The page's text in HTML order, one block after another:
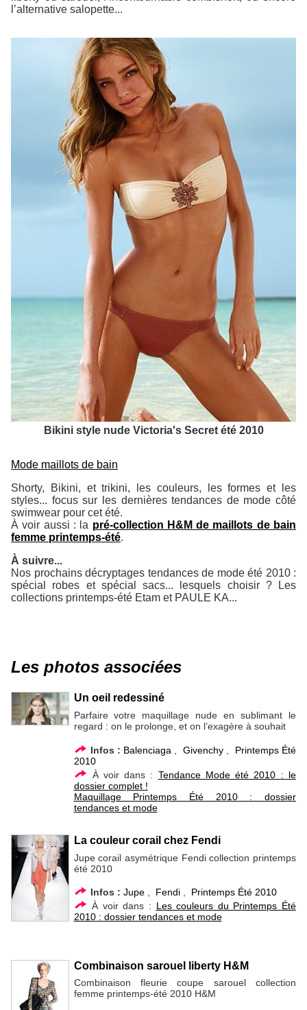
l’alternative salopette...
Bikini style nude Victoria's Secret été 2010
Mode maillots de bain
Shorty, Bikini, et trikini, les couleurs, les formes et les
styles... focus sur les dernières tendances de mode côté
swimwear pour cet été.
À voir aussi : la pré-collection H&M de maillots de bain
femme printemps-été.
À suivre...
Nos prochains décryptages tendances de mode été 2010 :
spécial robes et spécial sacs... lesquels choisir ? Les
collections printemps-été Etam et PAULE KA...
Les photos associées
Un oeil redessiné
Parfaire votre maquillage nude en sublimant le
regard : on le prolonge, et on l’exagère à souhait
Infos : Balenciaga Givenchy
Printemps Été
2010
À voir dans : Tendance Mode été 2010 : le
dossier complet !
Maquillage Printemps Été 2010 : dossier
tendances et mode
La couleur corail chez Fendi
Jupe corail asymétrique Fendi collection printemps
été 2010
Infos : Jupe, Fendi, Printemps Été 2010
À voir dans : Les couleurs du Printemps Été
2010 : dossier tendances et mode
Combinaison sarouel liberty H&M
Combinaison fleurie coupe sarouel collection
femme printemps-été 2010 H&M